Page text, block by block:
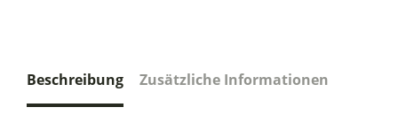
Beschreibung Zusätzliche Informationen